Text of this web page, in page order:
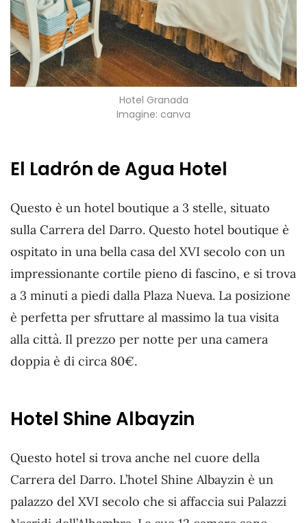
Hotel Granada
Imagine: canva
El Ladrón de Agua Hotel
Questo è un hotel boutique a 3 stelle, situato
sulla Carrera del Darro. Questo hotel boutique è
ospitato in una bella casa del XVI secolo con un
impressionante cortile pieno di fascino, e si trova
a 3 minuti a piedi dalla Plaza Nueva. La posizione
è perfetta per sfruttare al massimo la tua visita
alla città. Il prezzo per notte per una camera
doppia è di circa 80€.
Hotel Shine Albayzin
Questo hotel si trova anche nel cuore della
Carrera del Darro. L’hotel Shine Albayzin è un
palazzo del XVI secolo che si affaccia sui Palazzi